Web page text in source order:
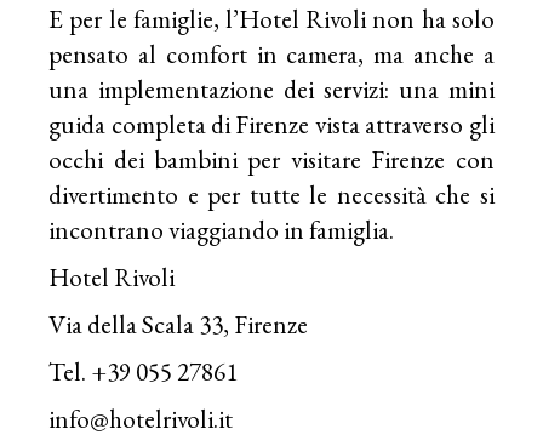
E per le famiglie, l’Hotel Rivoli non ha solo
pensato al comfort in camera, ma anche a
una implementazione dei servizi: una mini
guida completa di Firenze vista attraverso gli
occhi dei bambini per visitare Firenze con
divertimento e per tutte le necessità che si
incontrano viaggiando in famiglia.
Hotel Rivoli
Via della Scala 33, Firenze
Tel. +39 055 27861
info@hotelrivoli.it